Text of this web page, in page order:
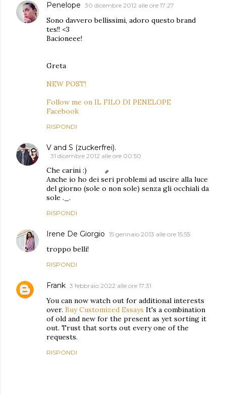
Penelope 30 dicembre 2012 alle ore 17:27
Sono davvero bellissimi, adoro questo brand
tes!! <3
Bacioneee!
Greta
NEW POST!
Follow me on IL FILO DI PENELOPE
Facebook
RISPONDI
V and S (zuckerfrei).
31 dicembre 2012 alle ore 00:50
Che carini :)
Anche io ho dei seri problemi ad uscire alla luce
del giorno (sole o non sole) senza gli occhiali da
sole ._.
RISPONDI
Irene De Giorgio 15 gennaio 2013 alle ore 15:55
troppo belli!
RISPONDI
Frank 3 febbraio 2022 alle ore 17:31
You can now watch out for additional interests
over. Buy Customized Essays It's a combination
of old and new for the present as yet sorting it
out. Trust that sorts out every one of the
requests.
RISPONDI